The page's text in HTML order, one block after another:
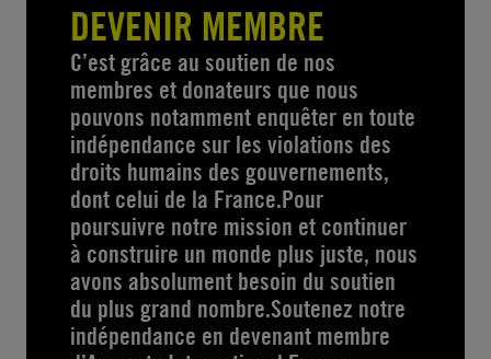
DEVENIR MEMBRE
C’est grâce au soutien de nos
membres et donateurs que nous
pouvons notamment enquêter en toute
indépendance sur les violations des
droits humains des gouvernements,
dont celui de la France.Pour
poursuivre notre mission et continuer
à construire un monde plus juste, nous
avons absolument besoin du soutien
du plus grand nombre.Soutenez notre
indépendance en devenant membre